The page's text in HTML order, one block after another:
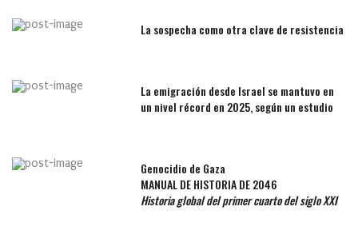
La sospecha como otra clave de resistencia
La emigración desde Israel se mantuvo en
un nivel récord en 2025, según un estudio
Genocidio de Gaza
MANUAL DE HISTORIA DE 2046
Historia global del primer cuarto del siglo XXI